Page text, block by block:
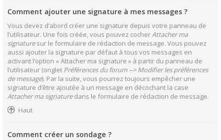
Comment ajouter une signature à mes messages ?
Vous devez d’abord créer une signature depuis votre panneau de
l’utilisateur. Une fois créée, vous pouvez cocherAttacher ma
signaturesur le formulaire de rédaction de message. Vous pouvez
aussi ajouter la signature par défaut à tous vos messages en
activant l’option « Attacher ma signature » à partir du panneau de
l’utilisateur (onglet Préférences du forum --> Modifier les préférences
de message). Par la suite, vous pourrez toujours empêcher une
signature d’être ajoutée à un message en décochant la case
Attacher ma signaturedans le formulaire de rédaction de message.
Haut
Comment créer un sondage ?